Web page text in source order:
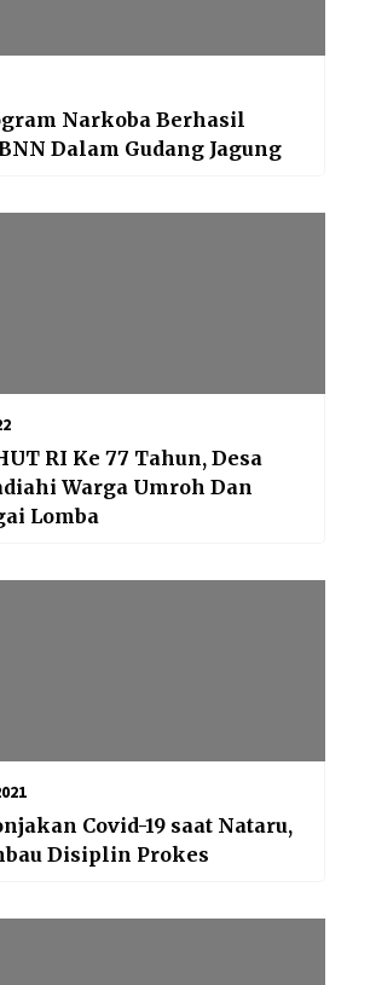
Narkoba Berhasil
Dalam Gudang Jagung
RI Ke 77 Tahun, Desa
Warga Umroh Dan
Lomba
Covid-19 saat Nataru,
Disiplin Prokes